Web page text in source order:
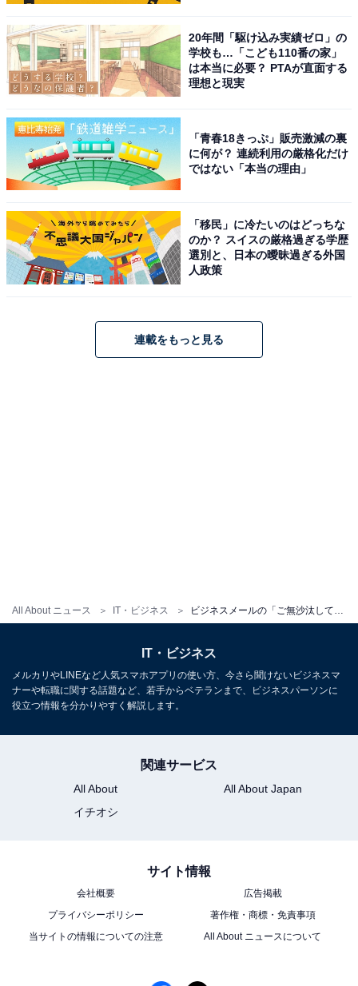
All About ニュース IT・ビジネス
「ご無沙汰しております」は、目上の相手に用いても問
題ないのでしょうか。続いては、目上の相手に使う場合
のポイントを解説します。
「ご無沙汰しております」は、自分をへりくだる表現で
あるため、目上の相手に対して使用しても問題ありませ
ん。「無沙汰」に接頭語「ご」と「～する」をつけて謙
譲語とし、さらに「いる」の謙譲語である「おる」を合
わせて自分の立場を低くすることで、相手への敬意を表
しています。
より親切になる
「ご無沙汰しております」と挨拶すべき相手であれば、
する」と「おります」によって謙譲のニュアンスを表現
しています。そのため、「ご無沙汰です」などと一部を
省いて短くすると、へりくだる意味合いが失われてしま
います。相手に対して失礼な言い回しとなるため、省略
せずに用いましょう。
20年間「駆け込み実績ゼロ」の
学校も…「こども110番の家」
は本当に必要？ PTAが直面する
理想と現実
「青春18きっぷ」販売激減の裏
に何が？ 連続利用の厳格化だけ
ではない「本当の理由」
「移民」に冷たいのはどっちな
のか？ スイスの厳格過ぎる学歴
選別と、日本の曖昧過ぎる外国
人政策
連載をもっと見る
IT・ビジネス
メルカリやLINEなど人気スマホアプリの使い方、今さら聞けないビジネスマ
ナーや転職に関する話題など、若手からベテランまで、ビジネスパーソンに
役立つ情報を分かりやすく解説します。
関連サービス
All About
All About Japan
イチオシ
サイト情報
会社概要
広告掲載
プライバシーポリシー
著作権・商標・免責事項
当サイトの情報についての注意
All About ニュースについて